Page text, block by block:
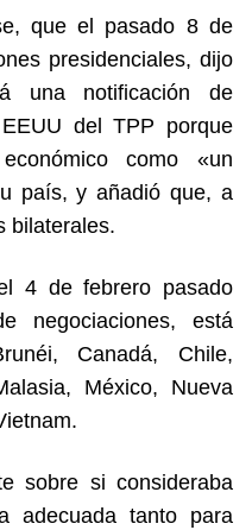
que el pasado 8 de
presidenciales, dijo
una notificación de
del TPP porque
como «un
país, y añadió que, a
bilaterales.
4 de febrero pasado
negociaciones, está
Canadá, Chile,
México, Nueva
sobre si consideraba
adecuada tanto para